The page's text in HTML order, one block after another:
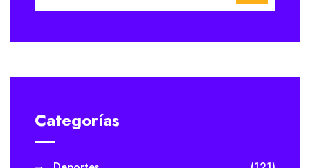
Categorías